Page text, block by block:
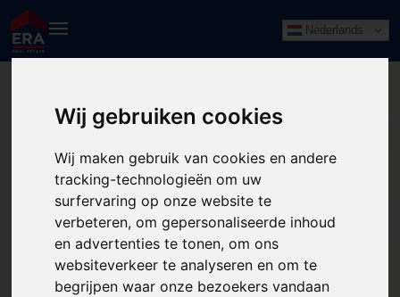
Wij gebruiken cookies
Wij maken gebruik van cookies en andere
tracking-technologieën om uw
surfervaring op onze website te
verbeteren, om gepersonaliseerde inhoud
en advertenties te tonen, om ons
websiteverkeer te analyseren en om te
begrijpen waar onze bezoekers vandaan
Nederlands